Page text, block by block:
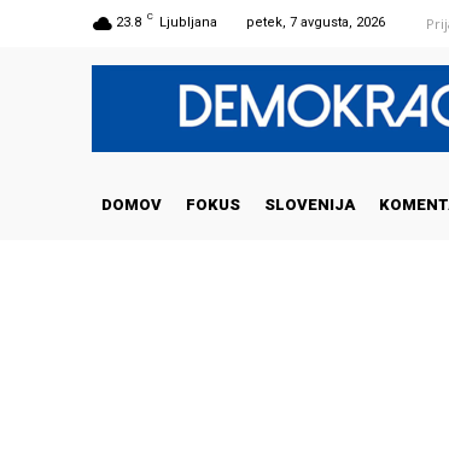
23.8 C Ljubljana petek, 7 avgusta, 2026
DOMOV FOKUS SLOVENIJA